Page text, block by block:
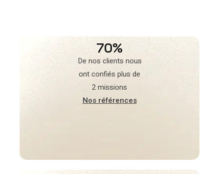
70%
De nos clients nous
ont confiés plus de
2 missions
Nos références